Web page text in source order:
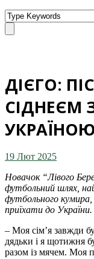
ДІЄГО:
СІДНЕЄМ
УКРАЇНОЮ
19 Лют 2025
Новачок “Лівого
футбольний шлях,
футбольного
приїхати до України.
– Моя сім’я завжди
дядьки і я щотижня
разом із мячем. Моя